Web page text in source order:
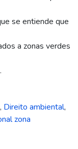
se entiende que
a zonas verdes
, Direito ambiental,
zona